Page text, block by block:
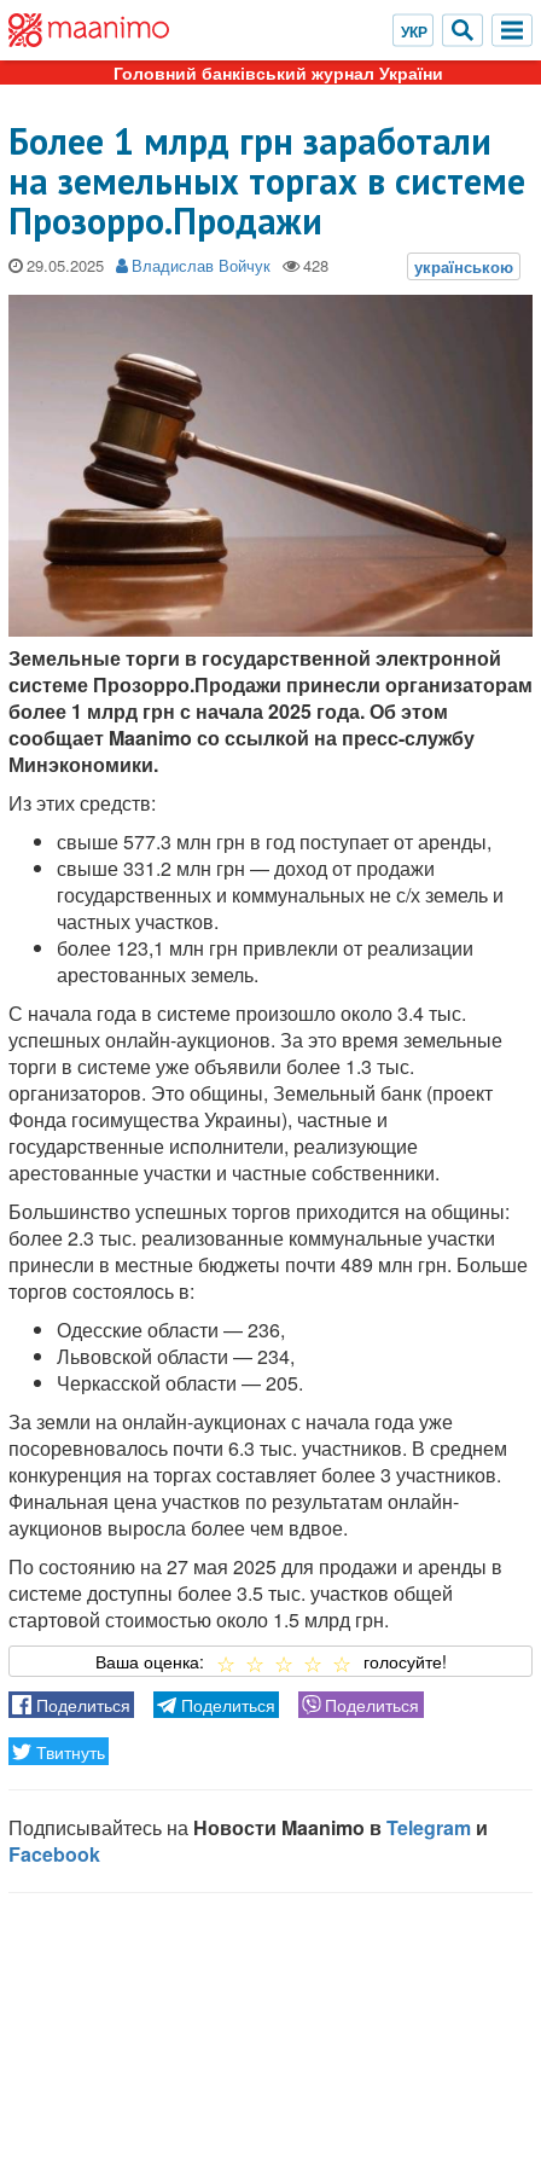
Головний банківський журнал України
Более 1 млрд грн заработали
на земельных торгах в системе
Прозорро.Продажи
29.05.2025 Владислав Войчук
Земельные торги в государственной электронной
системе Прозорро.Продажи принесли организаторам
более 1 млрд грн с начала 2025 года. Об этом
сообщает Maanimo со ссылкой на пресс-службу
Минэкономики.
Из этих средств:
свыше 577.3 млн грн в год поступает от аренды,
свыше 331.2 млн грн — доход от продажи
государственных и коммунальных не с/х земель и
частных участков.
более 123,1 млн грн привлекли от реализации
арестованных земель.
С начала года в системе произошло около 3.4 тыс.
успешных онлайн-аукционов. За это время земельные
торги в системе уже объявили более 1.3 тыс.
организаторов. Это общины, Земельный банк (проект
Фонда госимущества Украины), частные и
государственные исполнители, реализующие
арестованные участки и частные собственники.
Большинство успешных торгов приходится на общины:
более 2.3 тыс. реализованные коммунальные участки
принесли в местные бюджеты почти 489 млн грн. Больше
торгов состоялось в:
Одесские области — 236,
Львовской области — 234,
Черкасской области — 205.
За земли на онлайн-аукционах с начала года уже
посоревновалось почти 6.3 тыс. участников. В среднем
конкуренция на торгах составляет более 3 участников.
Финальная цена участков по результатам онлайн-
аукционов выросла более чем вдвое.
По состоянию на 27 мая 2025 для продажи и аренды в
системе доступны более 3.5 тыс. участков общей
стартовой стоимостью около 1.5 млрд грн.